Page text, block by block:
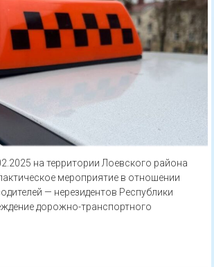
на территории Лоевского района
мероприятие в отношении
— нерезидентов Республики
дорожно-транспортного